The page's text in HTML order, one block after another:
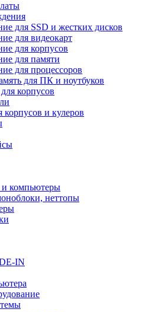
для SSD и жестких дисков
для видеокарт
для корпусов
для памяти
для процессоров
для ПК и ноутбуков
корпусов
корпусов и кулеров
компьютеры
неттопы
IN